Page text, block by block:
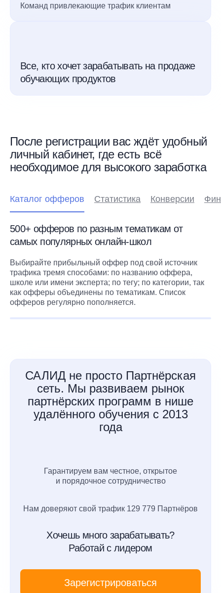
Команд привлекающие трафик клиентам
Все, кто хочет зарабатывать на продаже
обучающих продуктов
После регистрации вас ждёт удобный
личный кабинет, где есть всё
необходимое для высокого заработка
Каталог офферов Статистика Конверсии
500+ офферов по разным тематикам от
самых популярных онлайн-школ
Выбирайте прибыльный оффер под свой источник
трафика тремя способами: по названию оффера,
школе или имени эксперта; по тегу; по категории, так
как офферы объединены по тематикам. Список
офферов регулярно пополняется.
САЛИД не просто Партнёрская
сеть. Мы развиваем рынок
партнёрских программ в нише
удалённого обучения с 2013
года
Гарантируем вам честное, открытое
и порядочное сотрудничество
Нам доверяют свой трафик 129 779 Партнёров
Хочешь много зарабатывать?
Работай с лидером
Зарегистрироваться